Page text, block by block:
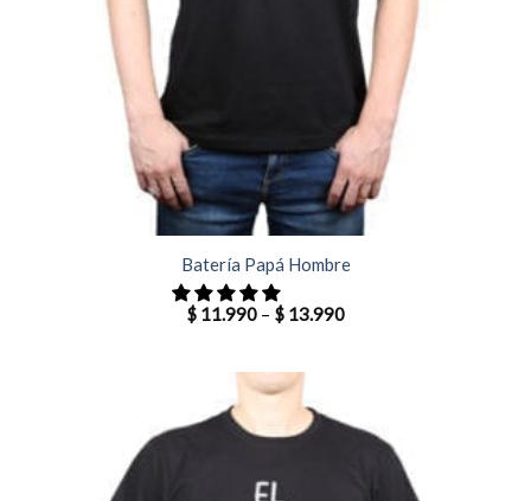
Batería Papá Hombre
$ 11.990 – $ 13.990